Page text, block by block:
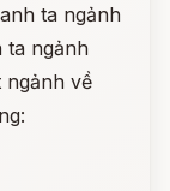
ta ngảnh
ta ngảnh
ngảnh về